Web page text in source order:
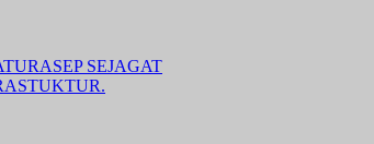
SEJAGAT